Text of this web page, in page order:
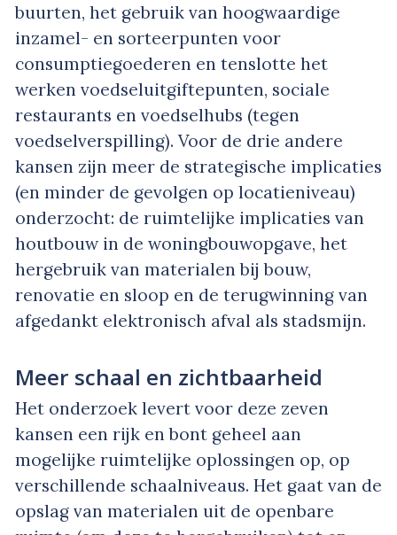
buurten, het gebruik van hoogwaardige
inzamel- en sorteerpunten voor
consumptiegoederen en tenslotte het
werken voedseluitgiftepunten, sociale
restaurants en voedselhubs (tegen
voedselverspilling). Voor de drie andere
kansen zijn meer de strategische implicaties
(en minder de gevolgen op locatieniveau)
onderzocht: de ruimtelijke implicaties van
houtbouw in de woningbouwopgave, het
hergebruik van materialen bij bouw,
renovatie en sloop en de terugwinning van
afgedankt elektronisch afval als stadsmijn.
Meer schaal en zichtbaarheid
Het onderzoek levert voor deze zeven
kansen een rijk en bont geheel aan
mogelijke ruimtelijke oplossingen op, op
verschillende schaalniveaus. Het gaat van de
opslag van materialen uit de openbare